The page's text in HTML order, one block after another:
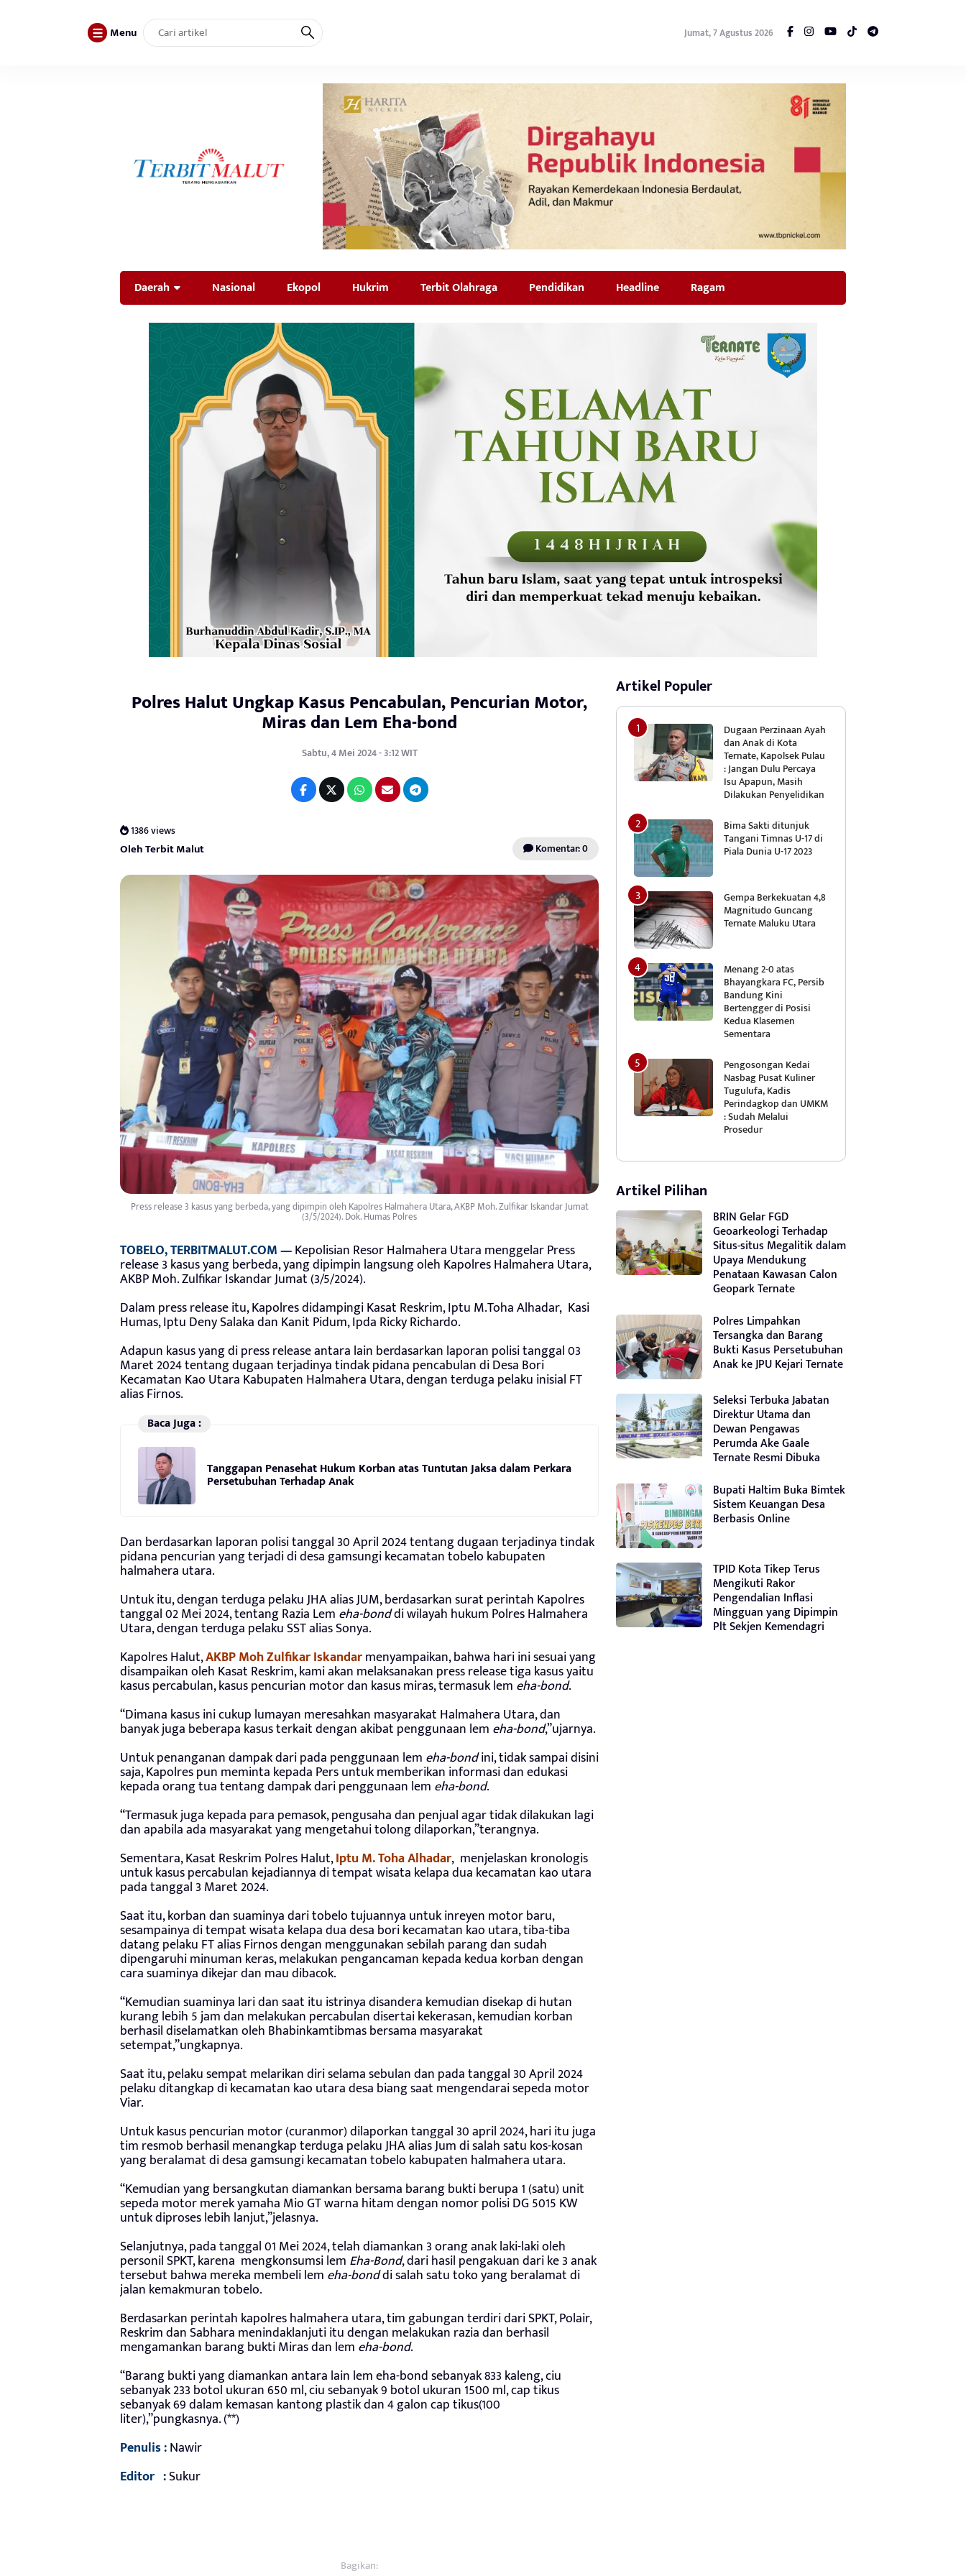
Menu Jumat, 7 Agustus 2026
Daerah Nasional Ekopol Hukrim Terbit Olahraga Pendidikan Headline Ragam
Polres Halut Ungkap Kasus Pencabulan, Pencurian Motor,
Miras dan Lem Eha-bond
Sabtu, 4 Mei 2024 - 3:12 WIT
1386 views
Oleh Terbit Malut Komentar: 0
Press release 3 kasus yang berbeda, yang dipimpin oleh Kapolres Halmahera Utara, AKBP Moh. Zulfikar Iskandar Jumat
(3/5/2024). Dok. Humas Polres
TOBELO, TERBITMALUT.COM—Kepolisian Resor Halmahera Utara menggelar Press
release 3 kasus yang berbeda, yang dipimpin langsung oleh Kapolres Halmahera Utara,
AKBP Moh. Zulfikar Iskandar Jumat (3/5/2024).
Dalam press release itu, Kapolres didampingi Kasat Reskrim, Iptu M.Toha Alhadar, Kasi
Humas, Iptu Deny Salaka dan Kanit Pidum, Ipda Ricky Richardo.
Adapun kasus yang di press release antara lain berdasarkan laporan polisi tanggal 03
Maret 2024 tentang dugaan terjadinya tindak pidana pencabulan di Desa Bori
Kecamatan Kao Utara Kabupaten Halmahera Utara, dengan terduga pelaku inisial FT
alias Firnos.
Baca Juga :
Tanggapan Penasehat Hukum Korban atas Tuntutan Jaksa dalam Perkara
Persetubuhan Terhadap Anak
Dan berdasarkan laporan polisi tanggal 30 April 2024 tentang dugaan terjadinya tindak
pidana pencurian yang terjadi di desa gamsungi kecamatan tobelo kabupaten
halmahera utara.
Untuk itu, dengan terduga pelaku JHA alias JUM, berdasarkan surat perintah Kapolres
tanggal 02 Mei 2024, tentang Razia Lem eha-bonddi wilayah hukum Polres Halmahera
Utara, dengan terduga pelaku SST alias Sonya.
Kapolres Halut,AKBP Moh Zulfikar Iskandarmenyampaikan, bahwa hari ini sesuai yang
disampaikan oleh Kasat Reskrim, kami akan melaksanakan press release tiga kasus yaitu
kasus percabulan, kasus pencurian motor dan kasus miras, termasuk lem eha-bond.
“Dimana kasus ini cukup lumayan meresahkan masyarakat Halmahera Utara, dan
banyak juga beberapa kasus terkait dengan akibat penggunaan lem eha-bond,”ujarnya.
Untuk penanganan dampak dari pada penggunaan lem eha-bondini, tidak sampai disini
saja, Kapolres pun meminta kepada Pers untuk memberikan informasi dan edukasi
kepada orang tua tentang dampak dari penggunaan lem eha-bond.
“Termasuk juga kepada para pemasok, pengusaha dan penjual agar tidak dilakukan lagi
dan apabila ada masyarakat yang mengetahui tolong dilaporkan,”terangnya.
Sementara, Kasat Reskrim Polres Halut,Iptu M. Toha Alhadar, menjelaskan kronologis
untuk kasus percabulan kejadiannya di tempat wisata kelapa dua kecamatan kao utara
pada tanggal 3 Maret 2024.
Saat itu, korban dan suaminya dari tobelo tujuannya untuk inreyen motor baru,
sesampainya di tempat wisata kelapa dua desa bori kecamatan kao utara, tiba-tiba
datang pelaku FT alias Firnos dengan menggunakan sebilah parang dan sudah
dipengaruhi minuman keras, melakukan pengancaman kepada kedua korban dengan
cara suaminya dikejar dan mau dibacok.
“Kemudian suaminya lari dan saat itu istrinya disandera kemudian disekap di hutan
kurang lebih 5 jam dan melakukan percabulan disertai kekerasan, kemudian korban
berhasil diselamatkan oleh Bhabinkamtibmas bersama masyarakat
setempat,”ungkapnya.
Saat itu, pelaku sempat melarikan diri selama sebulan dan pada tanggal 30 April 2024
pelaku ditangkap di kecamatan kao utara desa biang saat mengendarai sepeda motor
Viar.
Untuk kasus pencurian motor (curanmor) dilaporkan tanggal 30 april 2024, hari itu juga
tim resmob berhasil menangkap terduga pelaku JHA alias Jum di salah satu kos-kosan
yang beralamat di desa gamsungi kecamatan tobelo kabupaten halmahera utara.
“Kemudian yang bersangkutan diamankan bersama barang bukti berupa 1 (satu) unit
sepeda motor merek yamaha Mio GT warna hitam dengan nomor polisi DG 5015 KW
untuk diproses lebih lanjut,”jelasnya.
Selanjutnya, pada tanggal 01 Mei 2024, telah diamankan 3 orang anak laki-laki oleh
personil SPKT, karena mengkonsumsi lem Eha-Bond, dari hasil pengakuan dari ke 3 anak
tersebut bahwa mereka membeli lem eha-bonddi salah satu toko yang beralamat di
jalan kemakmuran tobelo.
Berdasarkan perintah kapolres halmahera utara, tim gabungan terdiri dari SPKT, Polair,
Reskrim dan Sabhara menindaklanjuti itu dengan melakukan razia dan berhasil
mengamankan barang bukti Miras dan lem eha-bond.
“Barang bukti yang diamankan antara lain lem eha-bond sebanyak 833 kaleng, ciu
sebanyak 233 botol ukuran 650 ml, ciu sebanyak 9 botol ukuran 1500 ml, cap tikus
sebanyak 69 dalam kemasan kantong plastik dan 4 galon cap tikus(100
liter),”pungkasnya. (**)
Penulis :Nawir
Editor :Sukur
Bagikan:
Artikel Populer
Dugaan Perzinaan Ayah
dan Anak di Kota
Ternate, Kapolsek Pulau
: Jangan Dulu Percaya
Isu Apapun, Masih
Dilakukan Penyelidikan
Bima Sakti ditunjuk
Tangani Timnas U-17 di
Piala Dunia U-17 2023
Gempa Berkekuatan 4,8
Magnitudo Guncang
Ternate Maluku Utara
Menang 2-0 atas
Bhayangkara FC, Persib
Bandung Kini
Bertengger di Posisi
Kedua Klasemen
Sementara
Pengosongan Kedai
Nasbag Pusat Kuliner
Tugulufa, Kadis
Perindagkop dan UMKM
: Sudah Melalui
Prosedur
Artikel Pilihan
BRIN Gelar FGD
Geoarkeologi Terhadap
Situs-situs Megalitik dalam
Upaya Mendukung
Penataan Kawasan Calon
Geopark Ternate
Polres Limpahkan
Tersangka dan Barang
Bukti Kasus Persetubuhan
Anak ke JPU Kejari Ternate
Seleksi Terbuka Jabatan
Direktur Utama dan
Dewan Pengawas
Perumda Ake Gaale
Ternate Resmi Dibuka
Bupati Haltim Buka Bimtek
Sistem Keuangan Desa
Berbasis Online
TPID Kota Tikep Terus
Mengikuti Rakor
Pengendalian Inflasi
Mingguan yang Dipimpin
Plt Sekjen Kemendagri